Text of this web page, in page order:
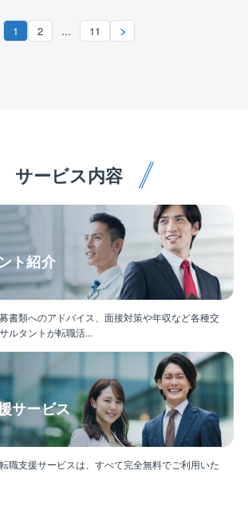
にとってのチャンス～
ミットできる
や工程の見直しなど、現場目線での改
る文化です。
、日本一を目指す企業のスタンダード
」を選ぶ理由～
システムを導入。
認や報告業務を効率化し、現場管理
最大化できる環境です。
ーシップ
社。
準を熟知したプロ集団との連携によ
調整がスムーズ。無駄な摩擦がありま
1 2 ... 11
サービス内容
ト紹介
書類へのアドバイス、面接対策や年収など各種交
ルタントが転職活...
サービス
職支援サービスは、すべて完全無料でご利用いた